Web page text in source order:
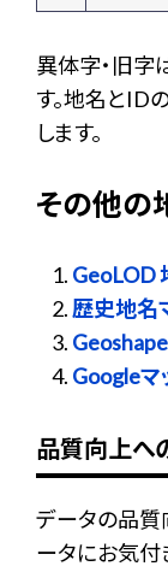
異体字・旧字
す。地名と
します。
その他の
GeoLOD
歴史地名
Googleマ
品質向上へ
データの品質
ータにお気付